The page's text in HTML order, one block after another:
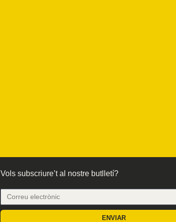
Vols subscriure’t al nostre butlletí?
ENVIAR